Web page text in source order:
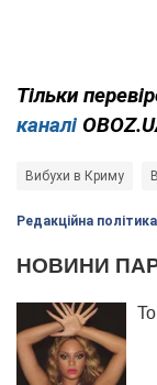
Тільки
каналі
Вибухи в Криму
Редакційна політика